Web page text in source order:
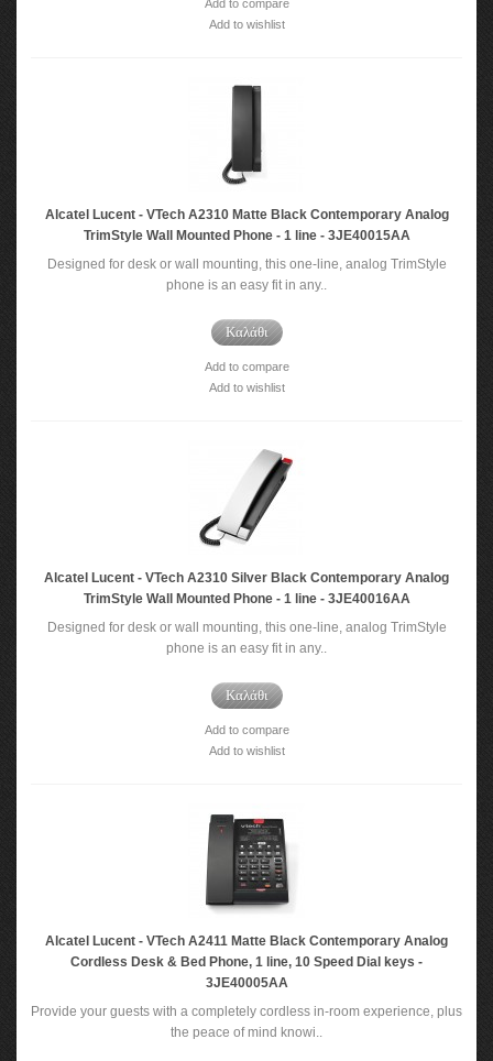
Add to compare
Add to wishlist
Alcatel Lucent - VTech A2310 Matte Black Contemporary Analog
TrimStyle Wall Mounted Phone - 1 line - 3JE40015AA
Designed for desk or wall mounting, this one-line, analog TrimStyle
phone is an easy fit in any..
Καλάθι
Add to compare
Add to wishlist
Alcatel Lucent - VTech A2310 Silver Black Contemporary Analog
TrimStyle Wall Mounted Phone - 1 line - 3JE40016AA
Designed for desk or wall mounting, this one-line, analog TrimStyle
phone is an easy fit in any..
Καλάθι
Add to compare
Add to wishlist
Alcatel Lucent - VTech A2411 Matte Black Contemporary Analog
Cordless Desk & Bed Phone, 1 line, 10 Speed Dial keys -
3JE40005AA
Provide your guests with a completely cordless in-room experience, plus
the peace of mind knowi..